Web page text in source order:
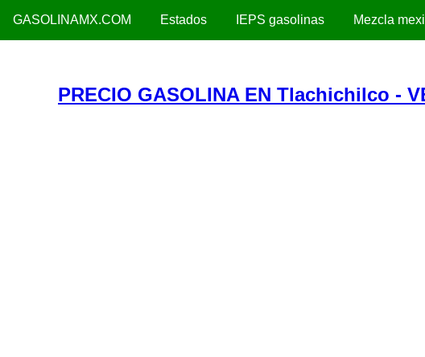
GASOLINAMX.COM Estados IEPS gasolinas Mezcla
PRECIO GASOLINA EN Tlachichilco -